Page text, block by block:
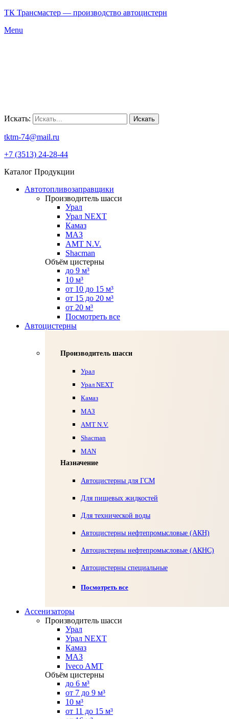
ТК Трансмастер — производство автоцистерн
Menu
Искать: Искать
tktm-74@mail.ru
+7 (3513) 24-28-44
Каталог Продукции
Автотопливозаправщики
Производитель шасси
Урал
Урал NEXT
Камаз
МАЗ
AMT N.V.
Shacman
Объём цистерны
до 9 м³
10 м³
от 10 до 15 м³
от 15 до 20 м³
от 20 м³
Посмотреть все
Автоцистерны
Производитель шасси
Урал
Урал NEXT
Камаз
МАЗ
AMT N.V.
Shacman
MAN
Назначение
Автоцистерны для ГСМ
Для пищевых жидкостей
Для технической воды
Автоцистерны нефтепромысловые (АКН)
Автоцистерны нефтепромысловые (АКНС)
Автоцистерны специальные
Посмотреть все
Ассенизаторы
Производитель шасси
Урал
Урал NEXT
Камаз
МАЗ
Iveco AMT
Объём цистерны
до 6 м³
от 7 до 9 м³
10 м³
от 11 до 15 м³